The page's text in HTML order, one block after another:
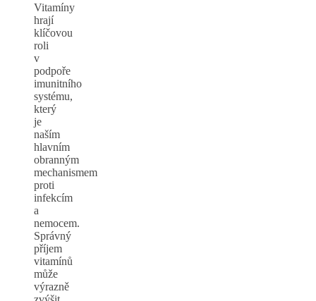
Vitamíny
hrají
klíčovou
roli
v
podpoře
imunitního
systému,
který
je
naším
hlavním
obranným
mechanismem
proti
infekcím
a
nemocem.
Správný
příjem
vitamínů
může
výrazně